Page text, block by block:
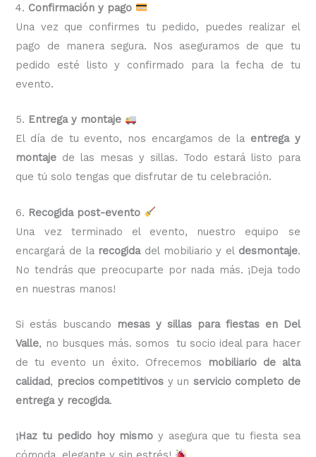
4. Confirmación y pago
Una vez que confirmes tu pedido, puedes realizar el
pago de manera segura. Nos aseguramos de que tu
pedido esté listo y confirmado para la fecha de tu
evento.
5. Entrega y montaje
El día de tu evento, nos encargamos de la entrega y
montaje de las mesas y sillas. Todo estará listo para
que tú solo tengas que disfrutar de tu celebración.
6. Recogida post-evento
Una vez terminado el evento, nuestro equipo se
encargará de la recogidadel mobiliario y el desmontaje.
No tendrás que preocuparte por nada más. ¡Deja todo
en nuestras manos!
Si estás buscando
mesas y sillas para fiestas en Del
Valle, no busques más. somos tu socio ideal para hacer
de tu evento un éxito. Ofrecemos
mobiliario de alta
calidad, precios competitivos y un servicio completo de
entrega y recogida.
¡Haz tu pedido hoy mismo y asegura que tu fiesta sea